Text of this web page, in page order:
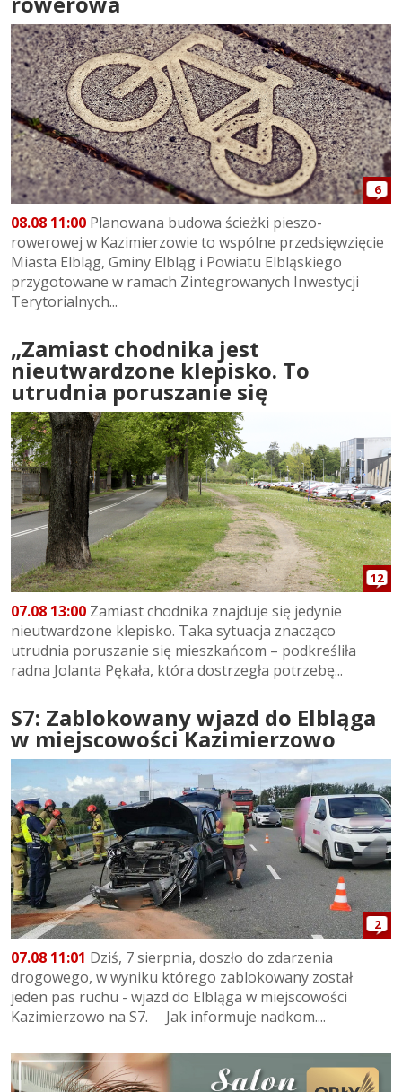
6
08.08 11:00 Planowana budowa ścieżki pieszo-
rowerowej w Kazimierzowie to wspólne przedsięwzięcie
Miasta Elbląg, Gminy Elbląg i Powiatu Elbląskiego
przygotowane w ramach Zintegrowanych Inwestycji
Terytorialnych...
„Zamiast chodnika jest
nieutwardzone klepisko. To
utrudnia poruszanie się
12
07.08 13:00 Zamiast chodnika znajduje się jedynie
nieutwardzone klepisko. Taka sytuacja znacząco
utrudnia poruszanie się mieszkańcom – podkreśliła
radna Jolanta Pękała, która dostrzegła potrzebę...
S7: Zablokowany wjazd do Elbląga
w miejscowości Kazimierzowo
2
07.08 11:01 Dziś, 7 sierpnia, doszło do zdarzenia
drogowego, w wyniku którego zablokowany został
jeden pas ruchu - wjazd do Elbląga w miejscowości
Kazimierzowo na S7. Jak informuje nadkom....